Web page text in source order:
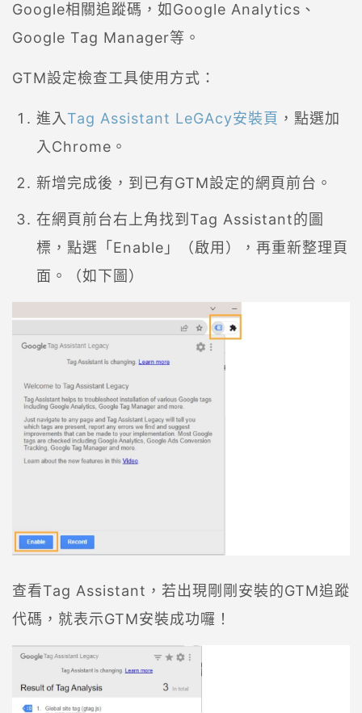
Google相關追蹤碼，如Google Analytics、
Google Tag Manager等。
GTM設定檢查工具使用方式：
進入Tag Assistant LeGAcy安裝頁 ，點選加
入Chrome。
新增完成後，到已有GTM設定的網頁前台。
在網頁前台右上角找到Tag Assistant的圖
標，點選「Enable」（啟用），再重新整理頁
面。（如下圖）
查看Tag Assistant，若出現剛剛安裝的GTM追蹤
代碼，就表示GTM安裝成功囉！